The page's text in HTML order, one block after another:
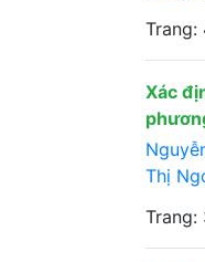
Trang:
Xác
Thị